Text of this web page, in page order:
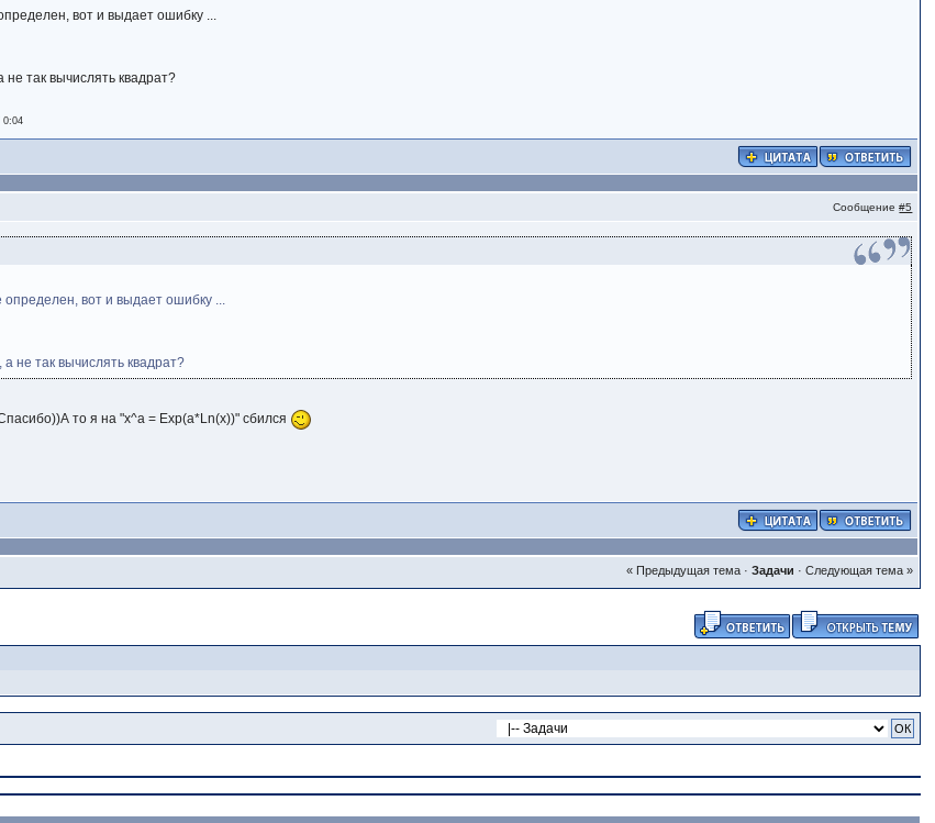
вот и выдает ошибку ...
так вычислять квадрат?
0:04
Сообщение#5
определен, вот и выдает ошибку ...
не так вычислять квадрат?
то я на "x^a = Exp(a*Ln(x))" сбился
« Предыдущая тема· Задачи · Следующая тема »